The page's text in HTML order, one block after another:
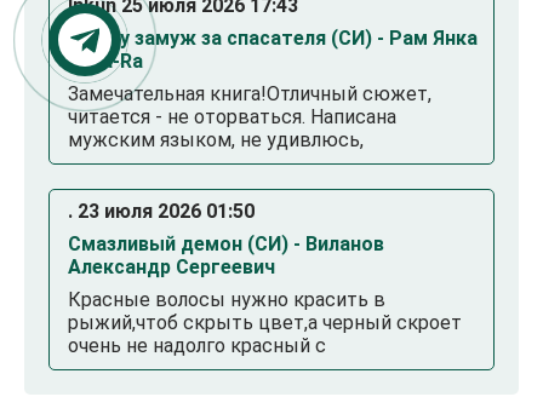
Inkun 25 июля 2026 17:43
Выйду замуж за спасателя (СИ) - Рам Янка
Янка-Ra
Замечательная книга!Отличный сюжет,
читается - не оторваться. Написана
мужским языком, не удивлюсь,
. 23 июля 2026 01:50
Смазливый демон (СИ) - Виланов
Александр Сергеевич
Красные волосы нужно красить в
рыжий,чтоб скрыть цвет,а черный скроет
очень не надолго красный с